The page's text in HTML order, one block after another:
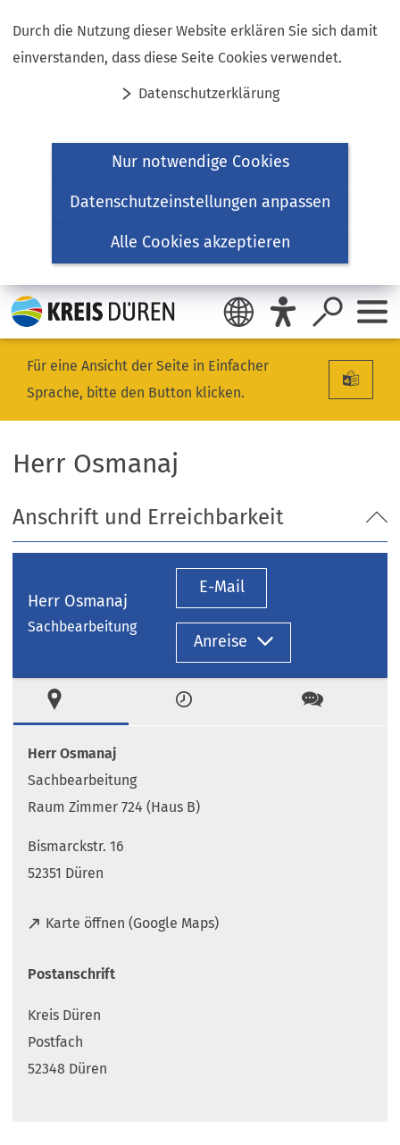
Durch die Nutzung dieser Website erklären Sie sich damit
einverstanden, dass diese Seite Cookies verwendet.
Datenschutzerklärung
Nur notwendige Cookies
Datenschutzeinstellungen anpassen
Alle Cookies akzeptieren
Inhalt anspringen
Für eine Ansicht der Seite in Einfacher
Sprache, bitte den Button klicken.
Herr Osmanaj
Anschrift und Erreichbarkeit
Herr Osmanaj
Sachbearbeitung
E-Mail
Anreise
Zeiten Kontakt
Herr Osmanaj
Sachbearbeitung
Raum Zimmer 724 (Haus B)
Bismarckstr. 16
52351 Düren
Karte öffnen (Google Maps)
(
f
e
t
i
Postanschrift
Kreis Düren
Postfach
52348 Düren